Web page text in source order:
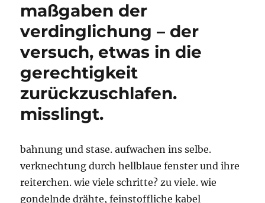
maßgaben der
verdinglichung – der
versuch, etwas in die
gerechtigkeit
zurückzuschlafen.
misslingt.
bahnung und stase. aufwachen ins selbe.
verknechtung durch hellblaue fenster und ihre
reiterchen. wie viele schritte? zu viele. wie
gondelnde drähte, feinstoffliche kabel